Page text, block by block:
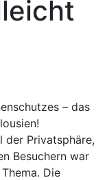
der Privatsphäre,
Besuchern war
Die